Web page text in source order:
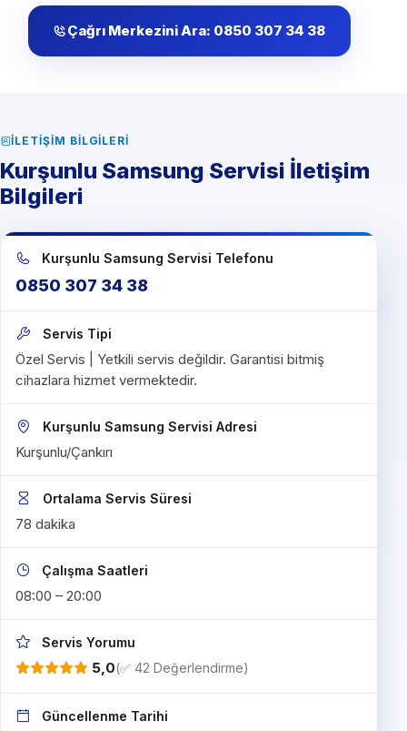
Çağrı Merkezini Ara: 0850 307 34 38
İLETIŞIM BILGILERI
Kurşunlu Samsung Servisi İletişim
Bilgileri
Kurşunlu Samsung Servisi Telefonu
0850 307 34 38
Servis Tipi
Özel Servis | Yetkili servis değildir. Garantisi bitmiş
cihazlara hizmet vermektedir.
Kurşunlu Samsung Servisi Adresi
Kurşunlu/Çankırı
Ortalama Servis Süresi
78 dakika
Çalışma Saatleri
08:00 – 20:00
Servis Yorumu
5,0(✅ 42 Değerlendirme)
Güncellenme Tarihi